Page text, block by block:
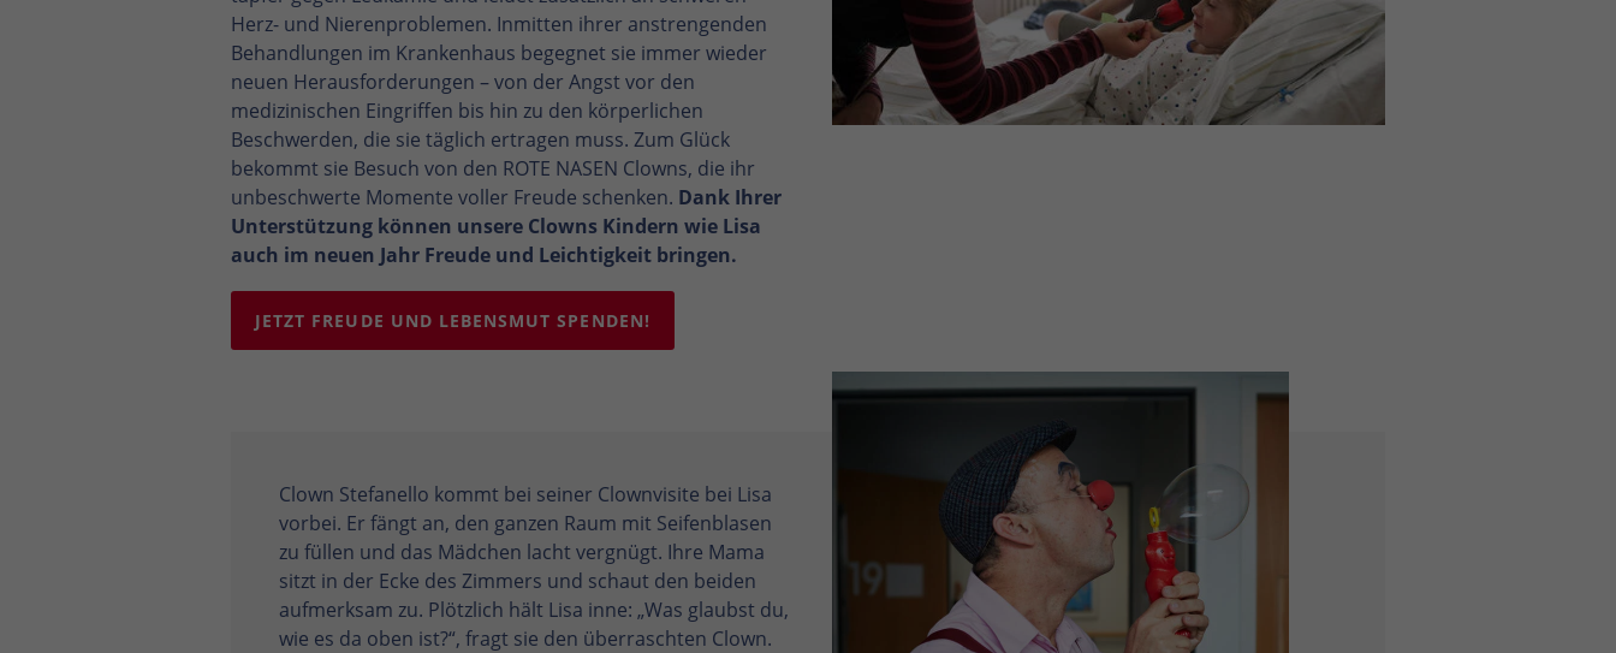
Herz- und Nierenproblemen. Inmitten ihrer anstrengenden
Behandlungen im Krankenhaus begegnet sie immer wieder
neuen Herausforderungen – von der Angst vor den
medizinischen Eingriffen bis hin zu den körperlichen
Beschwerden, die sie täglich ertragen muss. Zum Glück
bekommt sie Besuch von den ROTE NASEN Clowns, die ihr
unbeschwerte Momente voller Freude schenken. Dank Ihrer
Unterstützung können unsere Clowns Kindern wie Lisa
auch im neuen Jahr Freude und Leichtigkeit bringen.
JETZT FREUDE UND LEBENSMUT SPENDEN!
Clown Stefanello kommt bei seiner Clownvisite bei Lisa
vorbei. Er fängt an, den ganzen Raum mit Seifenblasen
zu füllen und das Mädchen lacht vergnügt. Ihre Mama
sitzt in der Ecke des Zimmers und schaut den beiden
aufmerksam zu. Plötzlich hält Lisa inne: „Was glaubst du,
wie es da oben ist?“, fragt sie den überraschten Clown.